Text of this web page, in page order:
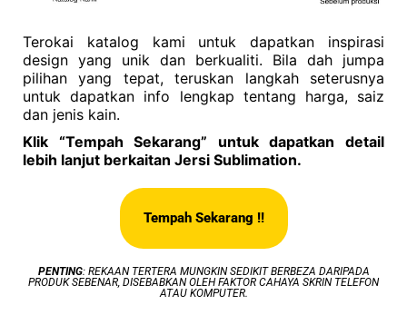
Terokai katalog kami untuk dapatkan inspirasi
design yang unik dan berkualiti. Bila dah jumpa
pilihan yang tepat, teruskan langkah seterusnya
untuk dapatkan info lengkap tentang harga, saiz
dan jenis kain.
Klik “Tempah Sekarang” untuk dapatkan detail
lebih lanjut berkaitan Jersi Sublimation.
Tempah Sekarang !!
PENTING: REKAAN TERTERA MUNGKIN SEDIKIT BERBEZA DARIPADA
PRODUK SEBENAR, DISEBABKAN OLEH FAKTOR CAHAYA SKRIN TELEFON
ATAU KOMPUTER.